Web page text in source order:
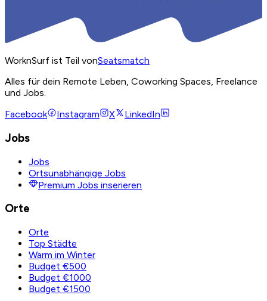
WorknSurf ist Teil vonSeatsmatch
Alles für dein Remote Leben, Coworking Spaces, Freelance
und Jobs.
Facebook
Instagram X LinkedIn
Jobs
Jobs
Ortsunabhängige Jobs
Premium Jobs inserieren
Orte
Orte
Top Städte
Warm im Winter
Budget €500
Budget €1000
Budget €1500